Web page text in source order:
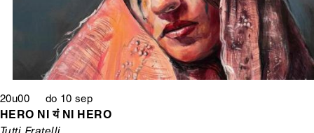
20u00 do 10 sep
HERO NI यं NI HERO